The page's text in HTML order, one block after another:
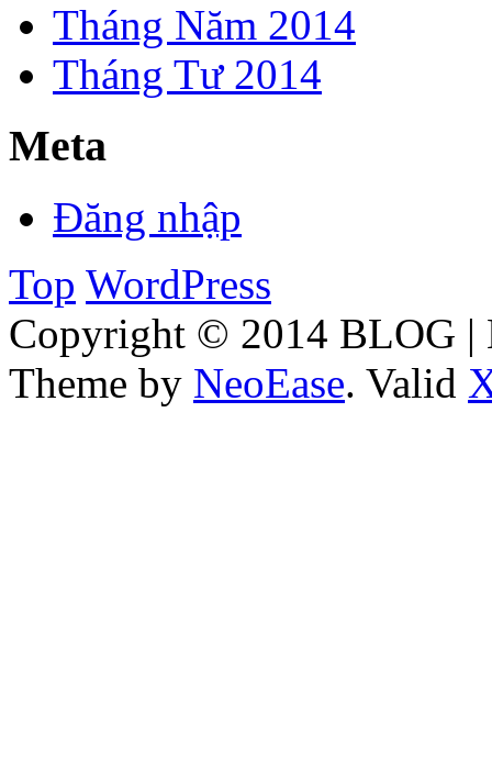
Tháng Năm 2014
Tháng Tư 2014
Meta
Đăng nhập
Top WordPress
Copyright © 2014 BLOG
Theme by NeoEase. Valid